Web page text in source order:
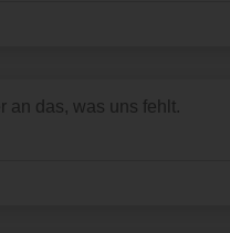
an das, was uns fehlt.